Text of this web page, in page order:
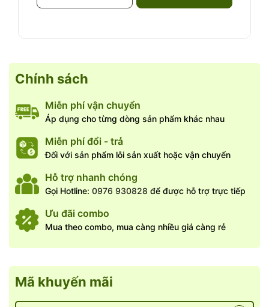
nhiên trên những quả đồi rộng lớn, sử dụng nguồn thức ăn
Chính sách
Miễn phí vận chuyển
Áp dụng cho từng dòng sản phẩm khác nhau
Miễn phí đổi - trả
Đối với sản phẩm lỗi sản xuất hoặc vận chuyển
Hỗ trợ nhanh chóng
Gọi Hotline: 0976 930828 để được hỗ trợ trực tiếp
Ưu đãi combo
Mua theo combo, mua càng nhiều giá càng rẻ
Mã khuyến mãi